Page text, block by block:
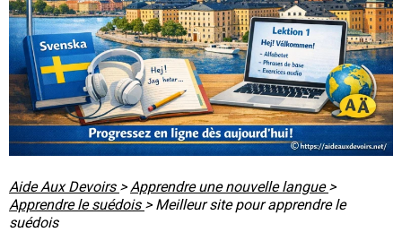
Aide Aux Devoirs > Apprendre une nouvelle langue >
Apprendre le suédois > Meilleur site pour apprendre le
suédois